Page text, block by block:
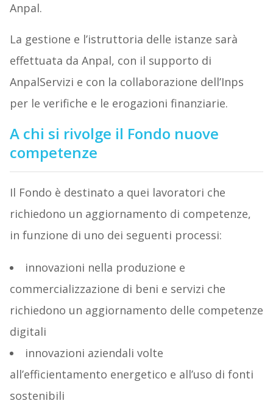
Anpal.
La gestione e l’istruttoria delle istanze sarà
effettuata da Anpal, con il supporto di
AnpalServizi e con la collaborazione dell’Inps
per le verifiche e le erogazioni finanziarie.
A chi si rivolge il Fondo nuove
competenze
Il Fondo è destinato a quei lavoratori che
richiedono un aggiornamento di competenze,
in funzione di uno dei seguenti processi:
innovazioni nella produzione e
commercializzazione di beni e servizi che
richiedono un aggiornamento delle competenze
digitali
innovazioni aziendali volte
all’efficientamento energetico e all’uso di fonti
sostenibili